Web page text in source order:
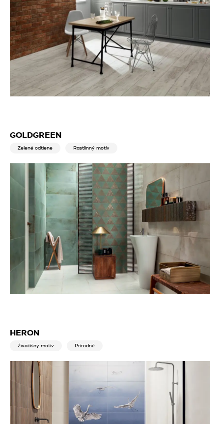
GOLDGREEN
Zelené odtiene Rastlinný motív
HERON
Živočíšny motív Prírodné